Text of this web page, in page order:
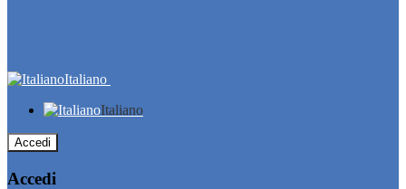
Italiano
Italiano
Accedi
Accedi